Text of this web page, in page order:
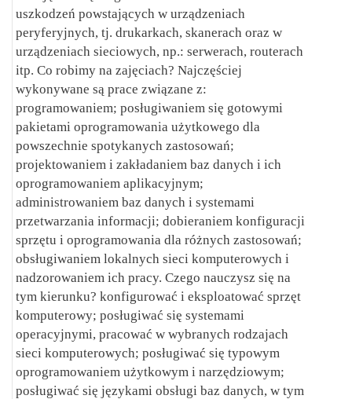
uszkodzeń powstających w urządzeniach
peryferyjnych, tj. drukarkach, skanerach oraz w
urządzeniach sieciowych, np.: serwerach, routerach
itp. Co robimy na zajęciach? Najczęściej
wykonywane są prace związane z:
programowaniem; posługiwaniem się gotowymi
pakietami oprogramowania użytkowego dla
powszechnie spotykanych zastosowań;
projektowaniem i zakładaniem baz danych i ich
oprogramowaniem aplikacyjnym;
administrowaniem baz danych i systemami
przetwarzania informacji; dobieraniem konfiguracji
sprzętu i oprogramowania dla różnych zastosowań;
obsługiwaniem lokalnych sieci komputerowych i
nadzorowaniem ich pracy. Czego nauczysz się na
tym kierunku? konfigurować i eksploatować sprzęt
komputerowy; posługiwać się systemami
operacyjnymi, pracować w wybranych rodzajach
sieci komputerowych; posługiwać się typowym
oprogramowaniem użytkowym i narzędziowym;
posługiwać się językami obsługi baz danych, w tym